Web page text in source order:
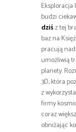
budzi
dziśz tej
baz na
pracują
umożliwią
planety.
3D, która
z
firmy
coraz
obniżając